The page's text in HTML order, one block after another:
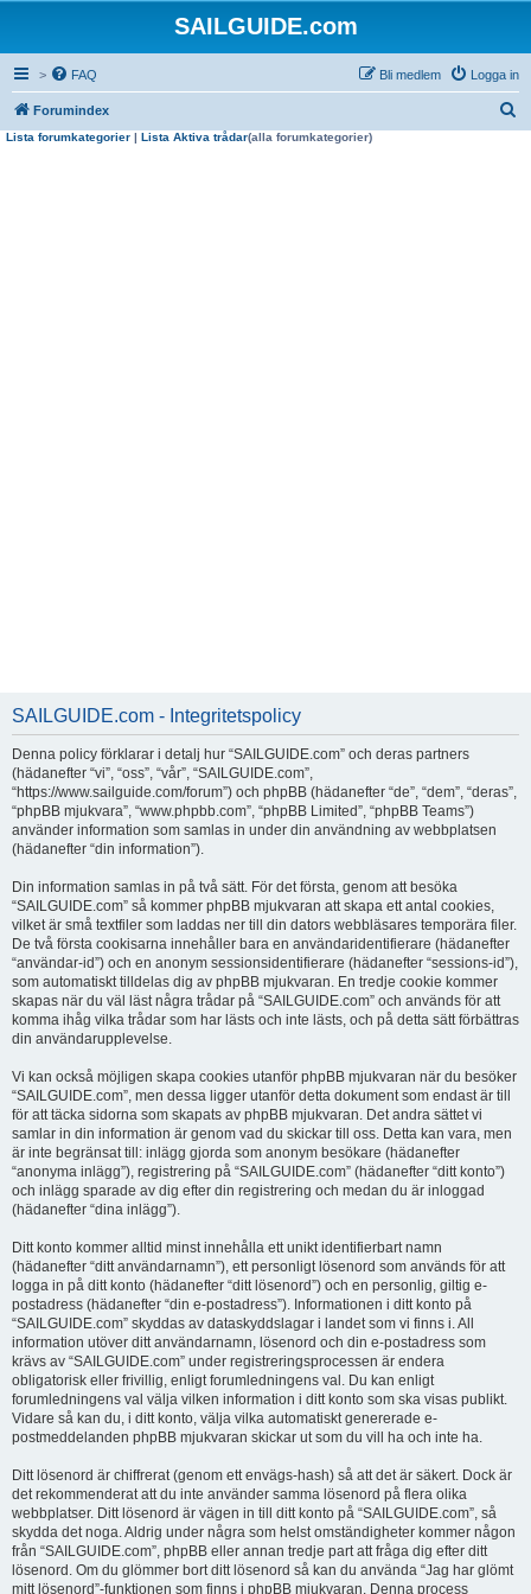
SAILGUIDE.com
> FAQ Logga in
Bli medlem
Forumindex
Lista forumkategorier | Lista Aktiva trådar(alla forumkategorier)
SAILGUIDE.com - Integritetspolicy
Denna policy förklarar i detalj hur “SAILGUIDE.com” och deras partners
(hädanefter “vi”, “oss”, “vår”, “SAILGUIDE.com”,
“https://www.sailguide.com/forum”) och phpBB (hädanefter “de”, “dem”, “deras”,
“phpBB mjukvara”, “www.phpbb.com”, “phpBB Limited”, “phpBB Teams”)
använder information som samlas in under din användning av webbplatsen
(hädanefter “din information”).
Din information samlas in på två sätt. För det första, genom att besöka
“SAILGUIDE.com” så kommer phpBB mjukvaran att skapa ett antal cookies,
vilket är små textfiler som laddas ner till din dators webbläsares temporära filer.
De två första cookisarna innehåller bara en användaridentifierare (hädanefter
“användar-id”) och en anonym sessionsidentifierare (hädanefter “sessions-id”),
som automatiskt tilldelas dig av phpBB mjukvaran. En tredje cookie kommer
skapas när du väl läst några trådar på “SAILGUIDE.com” och används för att
komma ihåg vilka trådar som har lästs och inte lästs, och på detta sätt förbättras
din användarupplevelse.
Vi kan också möjligen skapa cookies utanför phpBB mjukvaran när du besöker
“SAILGUIDE.com”, men dessa ligger utanför detta dokument som endast är till
för att täcka sidorna som skapats av phpBB mjukvaran. Det andra sättet vi
samlar in din information är genom vad du skickar till oss. Detta kan vara, men
är inte begränsat till: inlägg gjorda som anonym besökare (hädanefter
“anonyma inlägg”), registrering på “SAILGUIDE.com” (hädanefter “ditt konto”)
och inlägg sparade av dig efter din registrering och medan du är inloggad
(hädanefter “dina inlägg”).
Ditt konto kommer alltid minst innehålla ett unikt identifierbart namn
(hädanefter “ditt användarnamn”), ett personligt lösenord som används för att
logga in på ditt konto (hädanefter “ditt lösenord”) och en personlig, giltig e-
postadress (hädanefter “din e-postadress”). Informationen i ditt konto på
“SAILGUIDE.com” skyddas av dataskyddslagar i landet som vi finns i. All
information utöver ditt användarnamn, lösenord och din e-postadress som
krävs av “SAILGUIDE.com” under registreringsprocessen är endera
obligatorisk eller frivillig, enligt forumledningens val. Du kan enligt
forumledningens val välja vilken information i ditt konto som ska visas publikt.
Vidare så kan du, i ditt konto, välja vilka automatiskt genererade e-
postmeddelanden phpBB mjukvaran skickar ut som du vill ha och inte ha.
Ditt lösenord är chiffrerat (genom ett envägs-hash) så att det är säkert. Dock är
det rekommenderat att du inte använder samma lösenord på flera olika
webbplatser. Ditt lösenord är vägen in till ditt konto på “SAILGUIDE.com”, så
skydda det noga. Aldrig under några som helst omständigheter kommer någon
från “SAILGUIDE.com”, phpBB eller annan tredje part att fråga dig efter ditt
lösenord. Om du glömmer bort ditt lösenord så kan du använda “Jag har glömt
mitt lösenord”-funktionen som finns i phpBB mjukvaran. Denna process